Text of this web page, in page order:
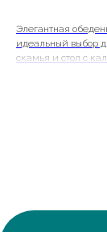
Элегантная
идеальный выбор
скамья и стол с